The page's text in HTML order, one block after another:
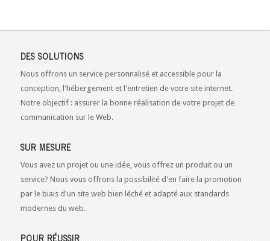
DES SOLUTIONS
Nous offrons un service personnalisé et accessible pour la
conception, l'hébergement et l'entretien de votre site internet.
Notre objectif : assurer la bonne réalisation de votre projet de
communication sur le Web.
SUR MESURE
Vous avez un projet ou une idée, vous offrez un produit ou un
service? Nous vous offrons la possibilité d'en faire la promotion
par le biais d'un site web bien léché et adapté aux standards
modernes du web.